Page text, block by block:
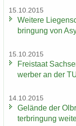
15.10.2015
Wei­te­re
brin­gung von
15.10.2015
Frei­staat
wer­ber an der
14.10.2015
Ge­län­de der
ter­brin­gung